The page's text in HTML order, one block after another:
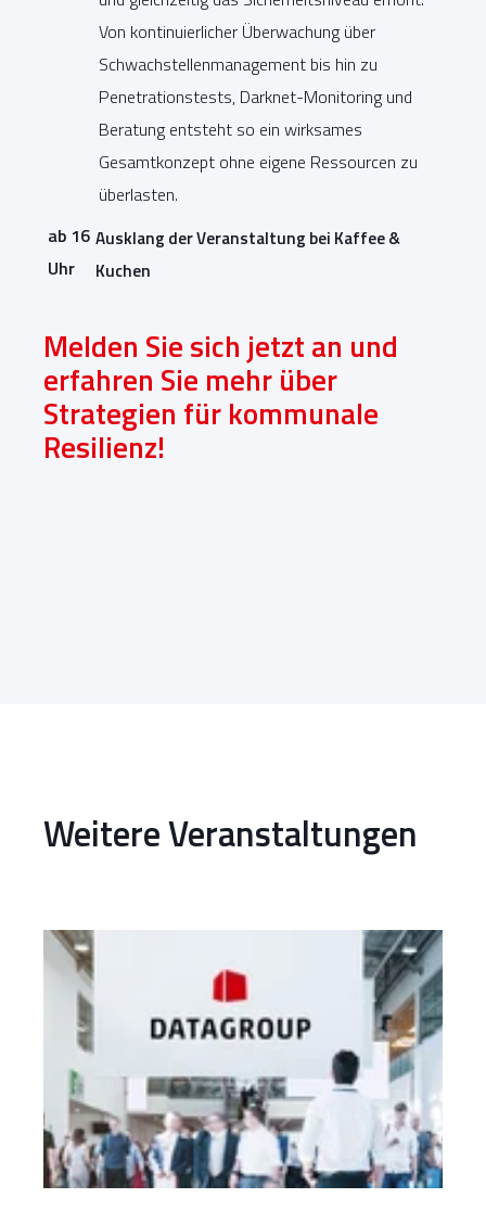
Von kontinuierlicher Überwachung über
Schwachstellenmanagement bis hin zu
Penetrationstests, Darknet-Monitoring und
Beratung entsteht so ein wirksames
Gesamtkonzept ohne eigene Ressourcen zu
überlasten.
ab 16
Uhr
Ausklang der Veranstaltung bei Kaffee &
Kuchen
Melden Sie sich jetzt an und
erfahren Sie mehr über
Strategien für kommunale
Resilienz!
Weitere Veranstaltungen